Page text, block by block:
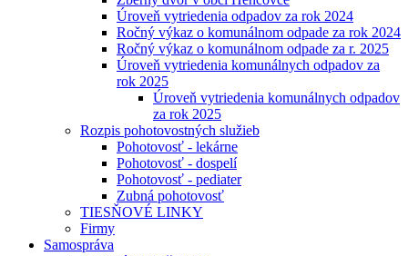
Úroveň vytriedenia odpadov za rok 2024
Ročný výkaz o komunálnom odpade za rok 2024
Ročný výkaz o komunálnom odpade za r. 2025
Úroveň vytriedenia komunálnych odpadov za
rok 2025
Úroveň vytriedenia komunálnych odpadov
za rok 2025
Rozpis pohotovostných služieb
Pohotovosť - lekárne
Pohotovosť - dospelí
Pohotovosť - pediater
Zubná pohotovosť
TIESŇOVÉ LINKY
Firmy
Samospráva